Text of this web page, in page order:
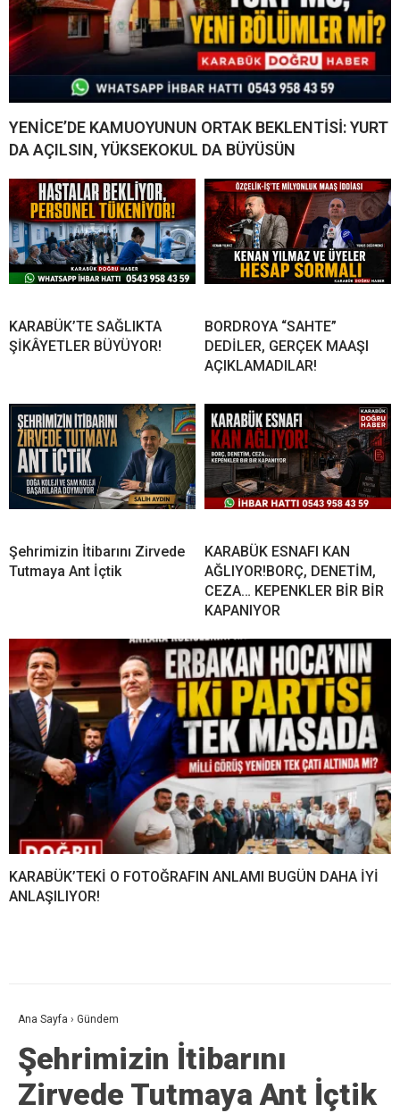
YENİCE’DE KAMUOYUNUN ORTAK BEKLENTİSİ: YURT
DA AÇILSIN, YÜKSEKOKUL DA BÜYÜSÜN
KARABÜK’TE SAĞLIKTA
ŞİKÂYETLER BÜYÜYOR!
BORDROYA “SAHTE”
DEDİLER, GERÇEK MAAŞI
AÇIKLAMADILAR!
Şehrimizin İtibarını Zirvede
Tutmaya Ant İçtik
KARABÜK ESNAFI KAN
AĞLIYOR!BORÇ, DENETİM,
CEZA… KEPENKLER BİR BİR
KAPANIYOR
KARABÜK’TEKİ O FOTOĞRAFIN ANLAMI BUGÜN DAHA İYİ
ANLAŞILIYOR!
Ana Sayfa › Gündem
Şehrimizin İtibarını
Zirvede Tutmaya Ant İçtik